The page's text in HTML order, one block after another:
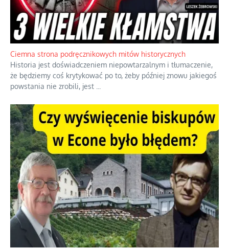
Ciemna strona podręcznikowych mitów historycznych
Historia jest doświadczeniem niepowtarzalnym i tłumaczenie,
że będziemy coś krytykować po to, żeby później znowu jakiegoś
powstania nie zrobili, jest